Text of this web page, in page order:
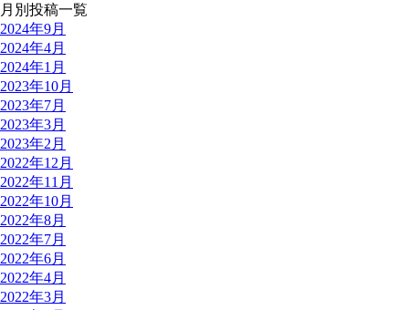
月別投稿一覧
2024年9月
2024年4月
2024年1月
2023年10月
2023年7月
2023年3月
2023年2月
2022年12月
2022年11月
2022年10月
2022年8月
2022年7月
2022年6月
2022年4月
2022年3月